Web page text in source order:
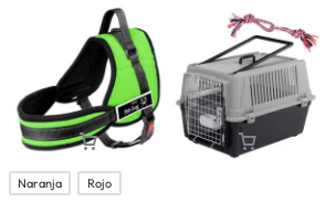
Naranja
Rojo